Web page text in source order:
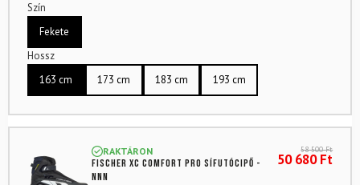
Szín
Fekete
Hossz
163 cm
173 cm 183 cm 193 cm
RAKTÁRON
FISCHER XC Comfort Pro sífutócipő -
NNN
58 500Ft
50 680Ft